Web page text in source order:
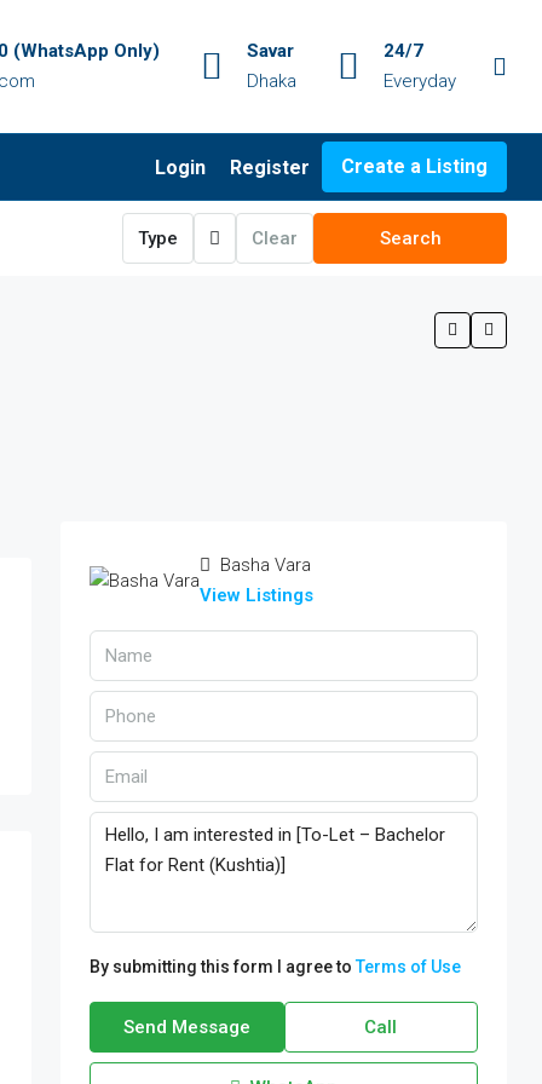
(WhatsApp Only)
Savar
Dhaka
24/7
Everyday
Login Register Create a Listing
Type Clear Search
Basha Vara
View Listings
By submitting this form I agree toTerms of Use
Send Message Call